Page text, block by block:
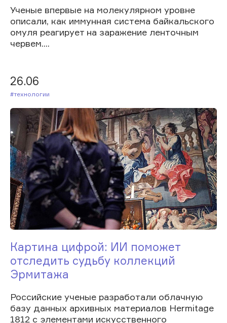
Ученые впервые на молекулярном уровне
описали, как иммунная система байкальского
омуля реагирует на заражение ленточным
червем....
26.06
#Технологии
Картина цифрой: ИИ поможет
отследить судьбу коллекций
Эрмитажа
Российские ученые разработали облачную
базу данных архивных материалов Hermitage
1812 с элементами искусственного